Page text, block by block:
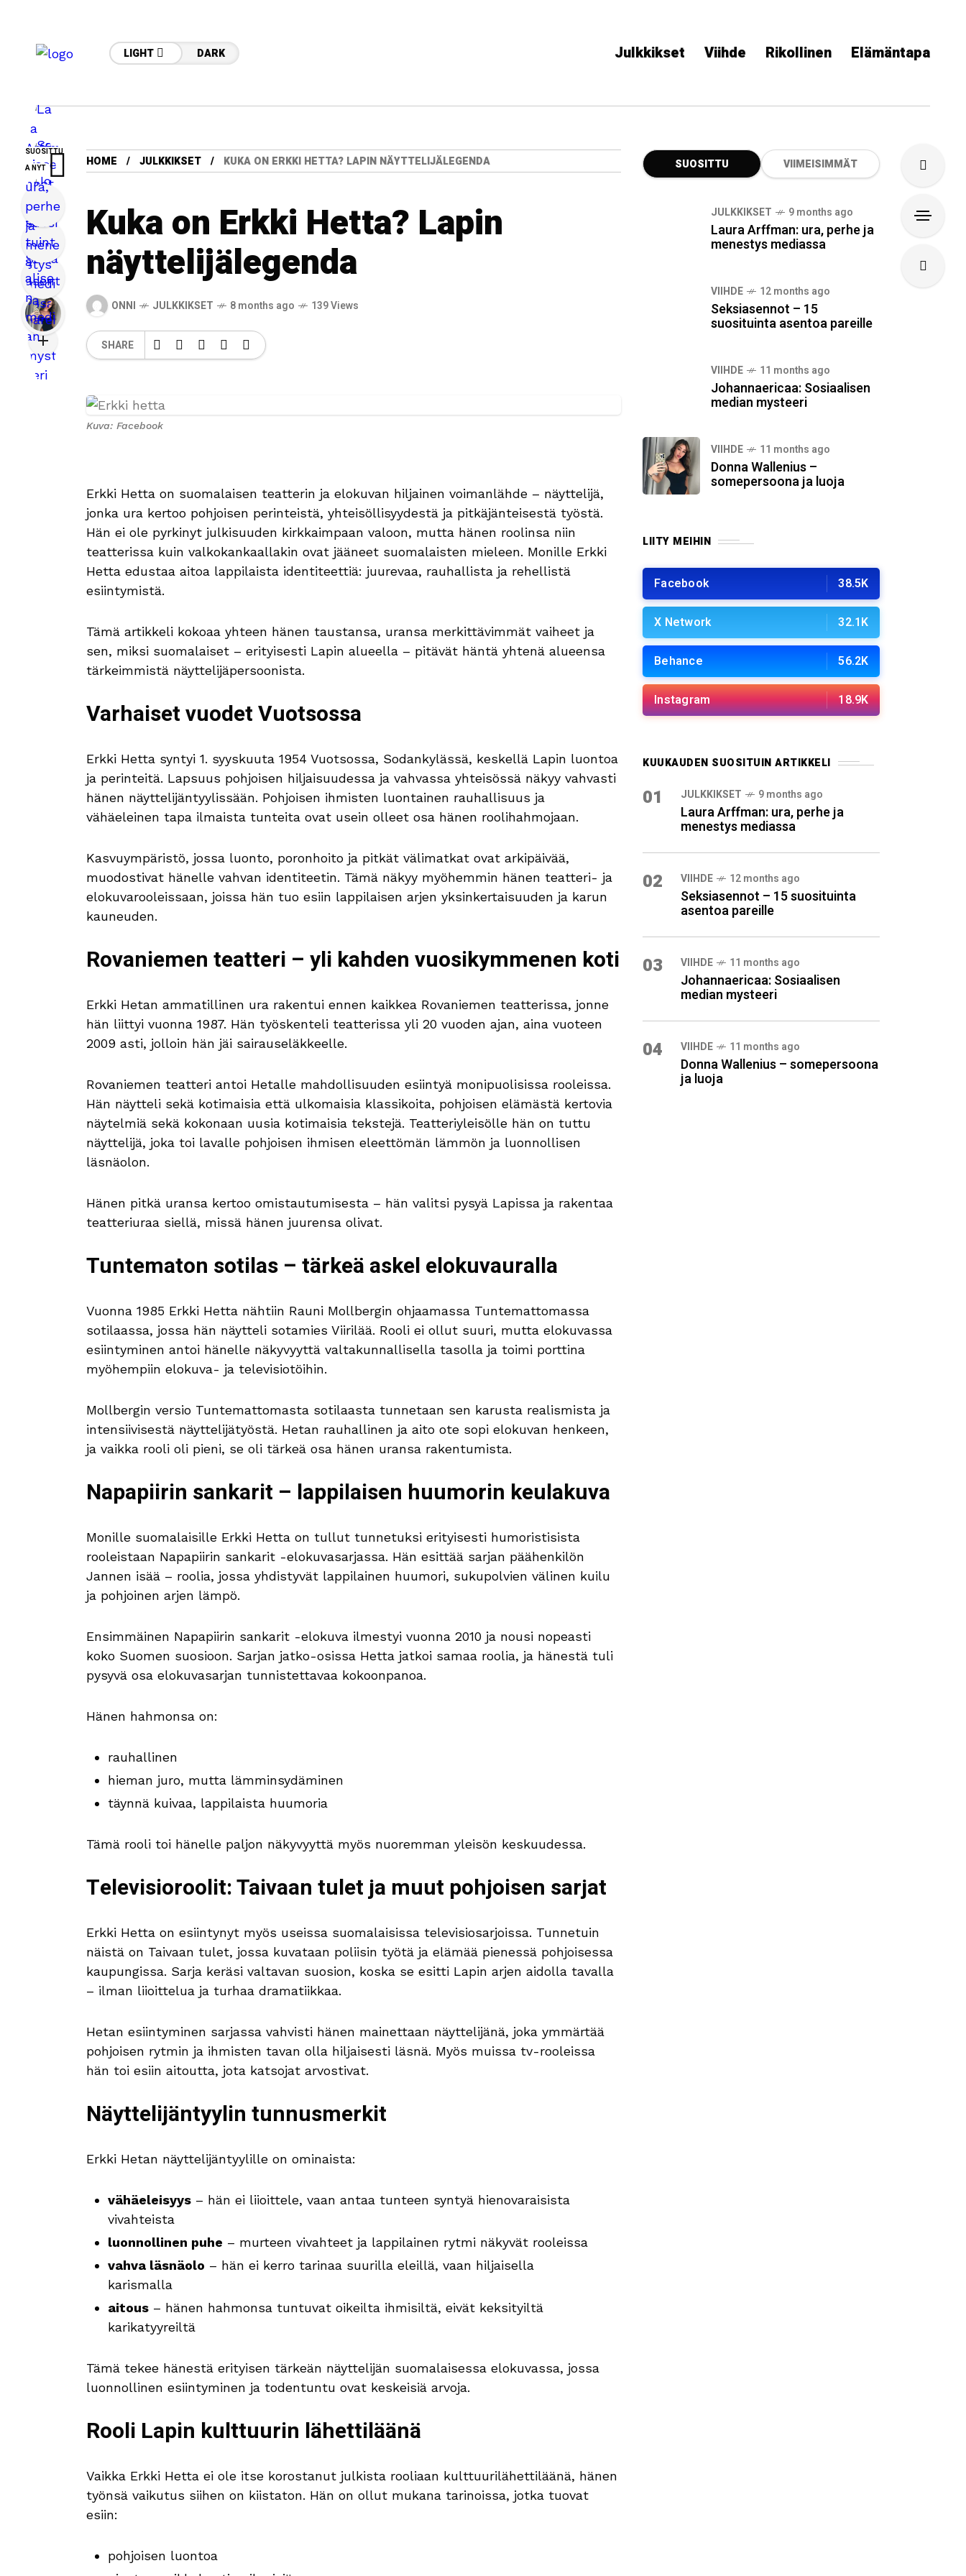
LIGHT DARK Julkkikset Viihde Rikollinen Elämäntapa
HOME JULKKIKSET KUKA ON ERKKI HETTA? LAPIN NÄYTTELIJÄLEGENDA
Kuka on Erkki Hetta? Lapin
näyttelijälegenda
ONNI JULKKIKSET 8 months ago 139 Views
SHARE
Kuva: Facebook
Erkki Hetta on suomalaisen teatterin ja elokuvan hiljainen voimanlähde – näyttelijä,
jonka ura kertoo pohjoisen perinteistä, yhteisöllisyydestä ja pitkäjänteisestä työstä.
Hän ei ole pyrkinyt julkisuuden kirkkaimpaan valoon, mutta hänen roolinsa niin
teatterissa kuin valkokankaallakin ovat jääneet suomalaisten mieleen. Monille Erkki
Hetta edustaa aitoa lappilaista identiteettiä: juurevaa, rauhallista ja rehellistä
esiintymistä.
Tämä artikkeli kokoaa yhteen hänen taustansa, uransa merkittävimmät vaiheet ja
sen, miksi suomalaiset – erityisesti Lapin alueella – pitävät häntä yhtenä alueensa
tärkeimmistä näyttelijäpersoonista.
Varhaiset vuodet Vuotsossa
Erkki Hetta syntyi 1. syyskuuta 1954 Vuotsossa, Sodankylässä, keskellä Lapin luontoa
ja perinteitä. Lapsuus pohjoisen hiljaisuudessa ja vahvassa yhteisössä näkyy vahvasti
hänen näyttelijäntyylissään. Pohjoisen ihmisten luontainen rauhallisuus ja
vähäeleinen tapa ilmaista tunteita ovat usein olleet osa hänen roolihahmojaan.
Kasvuympäristö, jossa luonto, poronhoito ja pitkät välimatkat ovat arkipäivää,
muodostivat hänelle vahvan identiteetin. Tämä näkyy myöhemmin hänen teatteri- ja
elokuvarooleissaan, joissa hän tuo esiin lappilaisen arjen yksinkertaisuuden ja karun
kauneuden.
Rovaniemen teatteri – yli kahden vuosikymmenen koti
Erkki Hetan ammatillinen ura rakentui ennen kaikkea Rovaniemen teatterissa, jonne
hän liittyi vuonna 1987. Hän työskenteli teatterissa yli 20 vuoden ajan, aina vuoteen
2009 asti, jolloin hän jäi sairauseläkkeelle.
Rovaniemen teatteri antoi Hetalle mahdollisuuden esiintyä monipuolisissa rooleissa.
Hän näytteli sekä kotimaisia että ulkomaisia klassikoita, pohjoisen elämästä kertovia
näytelmiä sekä kokonaan uusia kotimaisia tekstejä. Teatteriyleisölle hän on tuttu
näyttelijä, joka toi lavalle pohjoisen ihmisen eleettömän lämmön ja luonnollisen
läsnäolon.
Hänen pitkä uransa kertoo omistautumisesta – hän valitsi pysyä Lapissa ja rakentaa
teatteriuraa siellä, missä hänen juurensa olivat.
Tuntematon sotilas – tärkeä askel elokuvauralla
Vuonna 1985 Erkki Hetta nähtiin Rauni Mollbergin ohjaamassa Tuntemattomassa
sotilaassa, jossa hän näytteli sotamies Viirilää. Rooli ei ollut suuri, mutta elokuvassa
esiintyminen antoi hänelle näkyvyyttä valtakunnallisella tasolla ja toimi porttina
myöhempiin elokuva- ja televisiotöihin.
Mollbergin versio Tuntemattomasta sotilaasta tunnetaan sen karusta realismista ja
intensiivisestä näyttelijätyöstä. Hetan rauhallinen ja aito ote sopi elokuvan henkeen,
ja vaikka rooli oli pieni, se oli tärkeä osa hänen uransa rakentumista.
Napapiirin sankarit – lappilaisen huumorin keulakuva
Monille suomalaisille Erkki Hetta on tullut tunnetuksi erityisesti humoristisista
rooleistaan Napapiirin sankarit -elokuvasarjassa. Hän esittää sarjan päähenkilön
Jannen isää – roolia, jossa yhdistyvät lappilainen huumori, sukupolvien välinen kuilu
ja pohjoinen arjen lämpö.
Ensimmäinen Napapiirin sankarit -elokuva ilmestyi vuonna 2010 ja nousi nopeasti
koko Suomen suosioon. Sarjan jatko-osissa Hetta jatkoi samaa roolia, ja hänestä tuli
pysyvä osa elokuvasarjan tunnistettavaa kokoonpanoa.
Hänen hahmonsa on:
rauhallinen
hieman juro, mutta lämminsydäminen
täynnä kuivaa, lappilaista huumoria
Tämä rooli toi hänelle paljon näkyvyyttä myös nuoremman yleisön keskuudessa.
Televisioroolit: Taivaan tulet ja muut pohjoisen sarjat
Erkki Hetta on esiintynyt myös useissa suomalaisissa televisiosarjoissa. Tunnetuin
näistä on Taivaan tulet, jossa kuvataan poliisin työtä ja elämää pienessä pohjoisessa
kaupungissa. Sarja keräsi valtavan suosion, koska se esitti Lapin arjen aidolla tavalla
– ilman liioittelua ja turhaa dramatiikkaa.
Hetan esiintyminen sarjassa vahvisti hänen mainettaan näyttelijänä, joka ymmärtää
pohjoisen rytmin ja ihmisten tavan olla hiljaisesti läsnä. Myös muissa tv-rooleissa
hän toi esiin aitoutta, jota katsojat arvostivat.
Näyttelijäntyylin tunnusmerkit
Erkki Hetan näyttelijäntyylille on ominaista:
vähäeleisyys – hän ei liioittele, vaan antaa tunteen syntyä hienovaraisista
vivahteista
luonnollinen puhe – murteen vivahteet ja lappilainen rytmi näkyvät rooleissa
vahva läsnäolo – hän ei kerro tarinaa suurilla eleillä, vaan hiljaisella
karismalla
aitous – hänen hahmonsa tuntuvat oikeilta ihmisiltä, eivät keksityiltä
karikatyyreiltä
Tämä tekee hänestä erityisen tärkeän näyttelijän suomalaisessa elokuvassa, jossa
luonnollinen esiintyminen ja todentuntu ovat keskeisiä arvoja.
Rooli Lapin kulttuurin lähettiläänä
Vaikka Erkki Hetta ei ole itse korostanut julkista rooliaan kulttuurilähettiläänä, hänen
työnsä vaikutus siihen on kiistaton. Hän on ollut mukana tarinoissa, jotka tuovat
esiin:
pohjoisen luontoa
SUOSITTU VIIMEISIMMÄT
JULKKIKSET 9 months ago
Laura Arffman: ura, perhe ja
menestys mediassa
VIIHDE 12 months ago
Seksiasennot – 15
suosituinta asentoa pareille
VIIHDE 11 months ago
Johannaericaa: Sosiaalisen
median mysteeri
VIIHDE 11 months ago
Donna Wallenius –
somepersoona ja luoja
LIITY MEIHIN
Facebook 38.5K
X Network 32.1K
Behance 56.2K
Instagram 18.9K
KUUKAUDEN SUOSITUIN ARTIKKELI
01 JULKKIKSET 9 months ago
Laura Arffman: ura, perhe ja
menestys mediassa
02 VIIHDE 12 months ago
Seksiasennot – 15 suosituinta
asentoa pareille
03 VIIHDE 11 months ago
Johannaericaa: Sosiaalisen
median mysteeri
04 VIIHDE 11 months ago
Donna Wallenius – somepersoona
ja luoja
SUOSITTU
A NYT